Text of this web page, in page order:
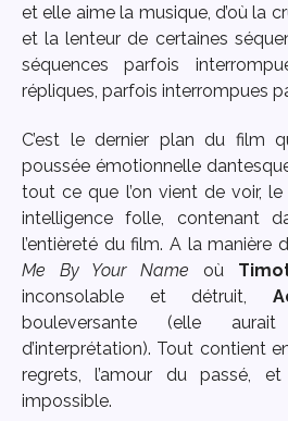
et elle aime la musique, d’où la
et la lenteur de certaines
séquences parfois
répliques, parfois interrompues
C’est le dernier plan du film
poussée émotionnelle
tout ce que l’on vient de voir, le
intelligence folle, contenant
l’entièreté du film. A la manière
Me By Your Name où
inconsolable et détruit,
bouleversante (elle
d’interprétation). Tout contient
regrets, l’amour du passé,
impossible.